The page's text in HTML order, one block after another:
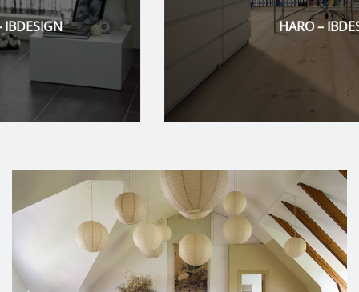
HARO – IBDESIGN